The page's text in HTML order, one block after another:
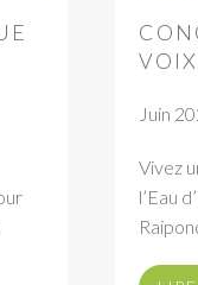
Juin
Vivez
l’Eau